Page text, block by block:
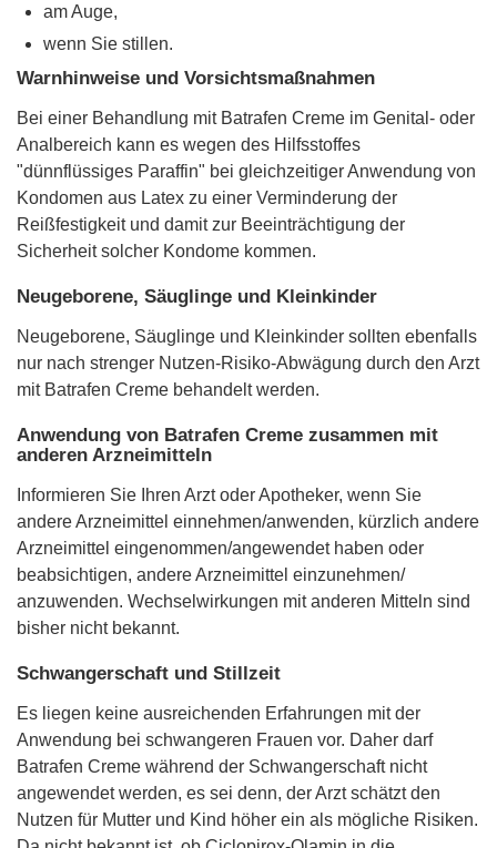
am Auge,
wenn Sie stillen.
Warnhinweise und Vorsichtsmaßnahmen
Bei einer Behandlung mit Batrafen Creme im Genital- oder
Analbereich kann es wegen des Hilfsstoffes
"dünnflüssiges Paraffin" bei gleichzeitiger Anwendung von
Kondomen aus Latex zu einer Verminderung der
Reißfestigkeit und damit zur Beeinträchtigung der
Sicherheit solcher Kondome kommen.
Neugeborene, Säuglinge und Kleinkinder
Neugeborene, Säuglinge und Kleinkinder sollten ebenfalls
nur nach strenger Nutzen-Risiko-Abwägung durch den Arzt
mit Batrafen Creme behandelt werden.
Anwendung von Batrafen Creme zusammen mit
anderen Arzneimitteln
Informieren Sie Ihren Arzt oder Apotheker, wenn Sie
andere Arzneimittel einnehmen/anwenden, kürzlich andere
Arzneimittel eingenommen/angewendet haben oder
beabsichtigen, andere Arzneimittel einzunehmen/
anzuwenden. Wechselwirkungen mit anderen Mitteln sind
bisher nicht bekannt.
Schwangerschaft und Stillzeit
Es liegen keine ausreichenden Erfahrungen mit der
Anwendung bei schwangeren Frauen vor. Daher darf
Batrafen Creme während der Schwangerschaft nicht
angewendet werden, es sei denn, der Arzt schätzt den
Nutzen für Mutter und Kind höher ein als mögliche Risiken.